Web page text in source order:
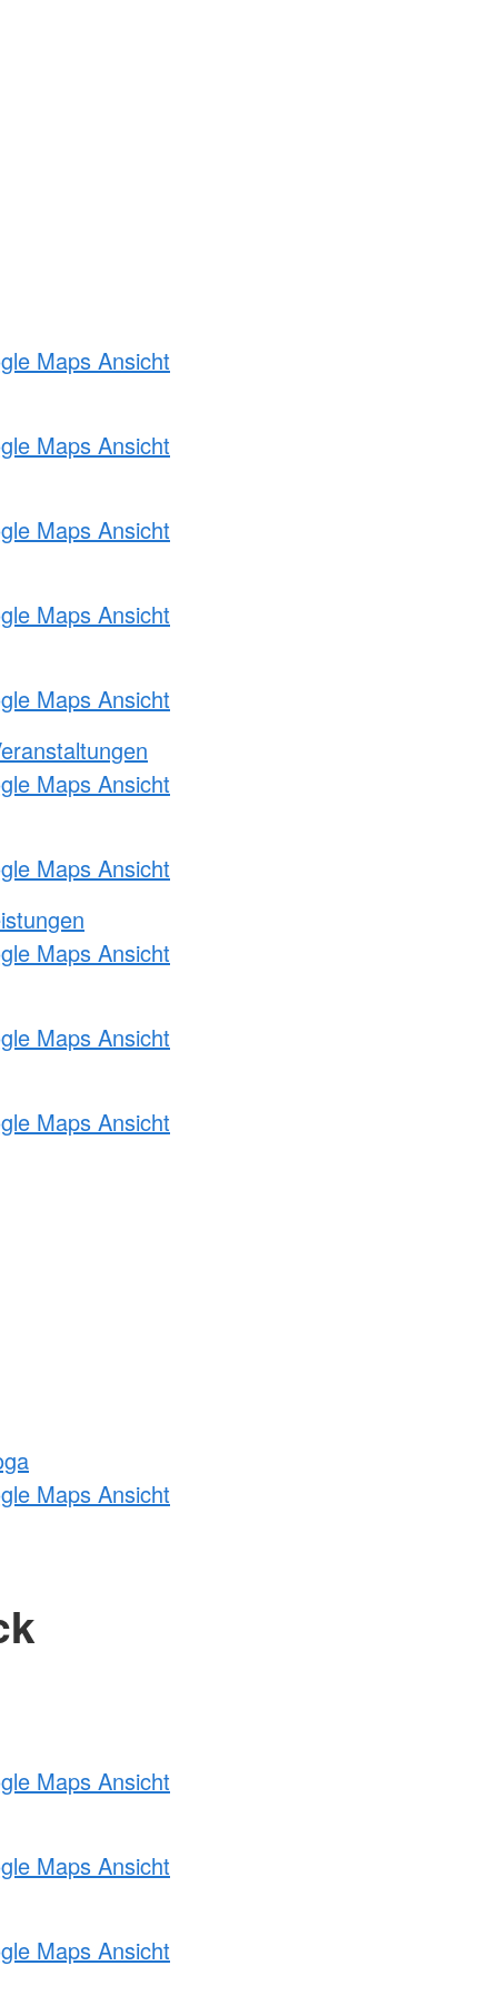
Maps Ansicht
Maps Ansicht
Maps Ansicht
Maps Ansicht
Maps Ansicht
Maps Ansicht
Maps Ansicht
Maps Ansicht
Maps Ansicht
Maps Ansicht
Maps Ansicht
Maps Ansicht
Maps Ansicht
Maps Ansicht